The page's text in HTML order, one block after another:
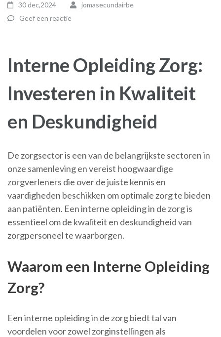
30 dec,2024
jomasecundairbe
Geef een reactie
Interne Opleiding Zorg:
Investeren in Kwaliteit
en Deskundigheid
De zorgsector is een van de belangrijkste sectoren in
onze samenleving en vereist hoogwaardige
zorgverleners die over de juiste kennis en
vaardigheden beschikken om optimale zorg te bieden
aan patiënten. Een interne opleiding in de zorg is
essentieel om de kwaliteit en deskundigheid van
zorgpersoneel te waarborgen.
Waarom een Interne Opleiding
Zorg?
Een interne opleiding in de zorg biedt tal van
voordelen voor zowel zorginstellingen als